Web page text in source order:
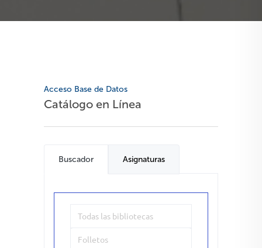
Acceso Base de Datos
Catálogo en Línea
Buscador Asignaturas